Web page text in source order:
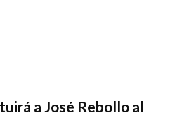
a José Rebollo al